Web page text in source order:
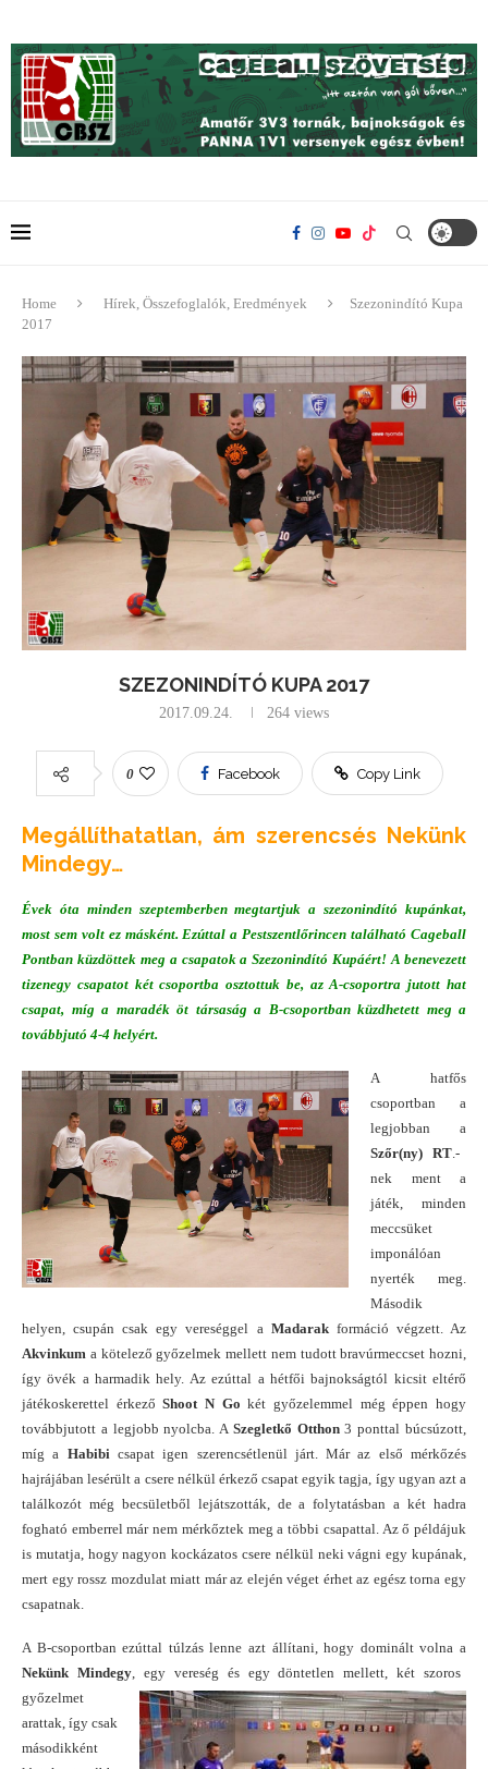
Home Hírek, Összefoglalók, Eredmények
Szezonindító Kupa
2017
SZEZONINDÍTÓ KUPA 2017
2017.09.24. 264 views
0 Facebook Copy Link
Megállíthatatlan, ám szerencsés Nekünk
Mindegy…
Évek óta minden szeptemberben megtartjuk a szezonindító kupánkat,
most sem volt ez másként. Ezúttal a Pestszentlőrincen található Cageball
Pontban küzdöttek meg a csapatok a Szezonindító Kupáért! A benevezett
tizenegy csapatot két csoportba osztottuk be, az A-csoportra jutott hat
csapat, míg a maradék öt társaság a B-csoportban küzdhetett meg a
továbbjutó 4-4 helyért.
A hatfős
csoportban a
legjobban a
Szőr(ny) RT.-
nek ment a
játék, minden
meccsüket
imponálóan
nyerték meg.
Második
helyen, csupán csak egy vereséggel a Madarakformáció végzett. Az
Akvinkum a kötelező győzelmek mellett nem tudott bravúrmeccset hozni,
így övék a harmadik hely. Az ezúttal a hétfői bajnokságtól kicsit eltérő
játékoskerettel érkezőShoot N Go két győzelemmel még éppen hogy
továbbjutott a legjobb nyolcba. A Szegletkő Otthon3 ponttal búcsúzott,
míg a Habibicsapat igen szerencsétlenül járt. Már az első mérkőzés
hajrájában lesérült a csere nélkül érkező csapat egyik tagja, így ugyan azt a
találkozót még becsületből lejátszották, de a folytatásban a két hadra
fogható emberrel már nem mérkőztek meg a többi csapattal. Az ő példájuk
is mutatja, hogy nagyon kockázatos csere nélkül neki vágni egy kupának,
mert egy rossz mozdulat miatt már az elején véget érhet az egész torna egy
csapatnak.
A B-csoportban ezúttal túlzás lenne azt állítani, hogy dominált volna a
Nekünk Mindegy, egy vereség és egy döntetlen mellett, két szoros
győzelmet
arattak, így csak
másodikként